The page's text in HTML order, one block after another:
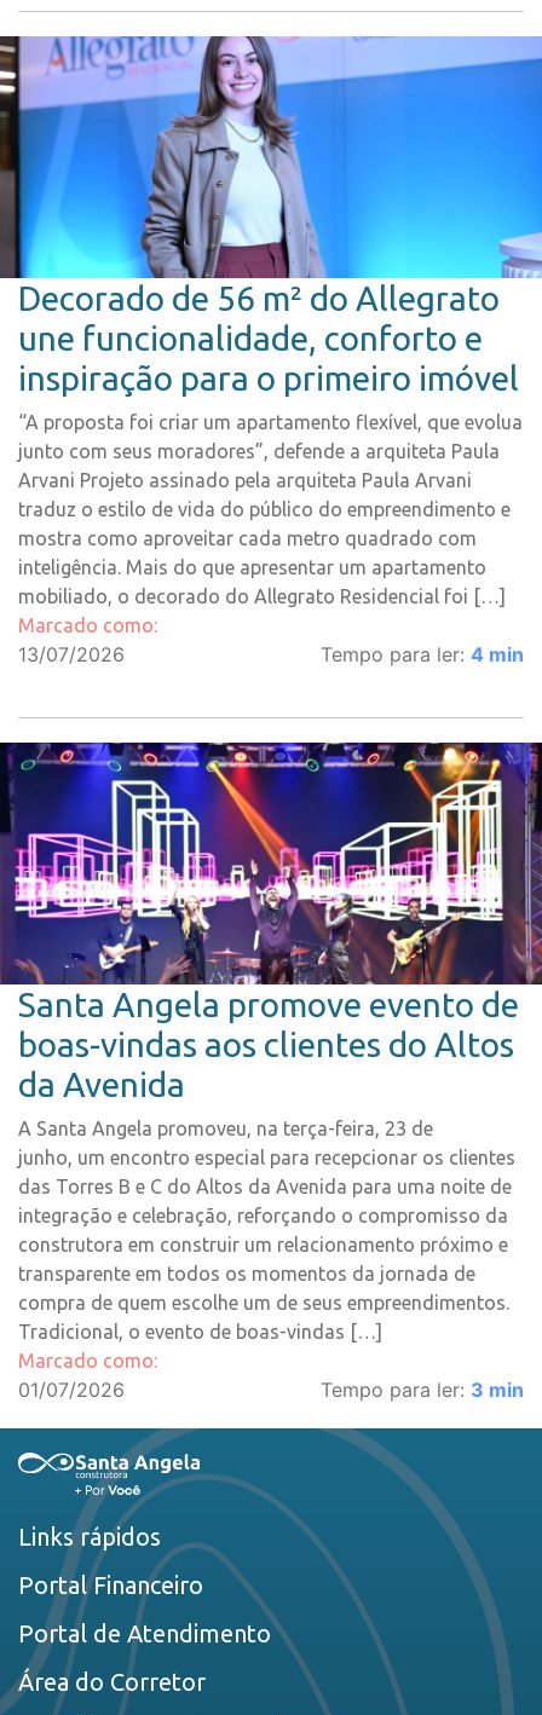
Decorado de 56 m² do Allegrato
une funcionalidade, conforto e
inspiração para o primeiro imóvel
“A proposta foi criar um apartamento flexível, que evolua
junto com seus moradores”, defende a arquiteta Paula
Arvani Projeto assinado pela arquiteta Paula Arvani
traduz o estilo de vida do público do empreendimento e
mostra como aproveitar cada metro quadrado com
inteligência. Mais do que apresentar um apartamento
mobiliado, o decorado do Allegrato Residencial foi […]
Marcado como:
13/07/2026 Tempo para ler: 4 min
Santa Angela promove evento de
boas-vindas aos clientes do Altos
da Avenida
A Santa Angela promoveu, na terça-feira, 23 de
junho, um encontro especial para recepcionar os clientes
das Torres B e C do Altos da Avenida para uma noite de
integração e celebração, reforçando o compromisso da
construtora em construir um relacionamento próximo e
transparente em todos os momentos da jornada de
compra de quem escolhe um de seus empreendimentos.
Tradicional, o evento de boas-vindas […]
Marcado como:
01/07/2026 Tempo para ler: 3 min
Links rápidos
Portal Financeiro
Portal de Atendimento
Área do Corretor